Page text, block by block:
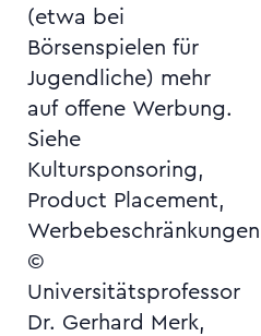
©
Universitätsprofessor
Dr. Gerhard Merk,